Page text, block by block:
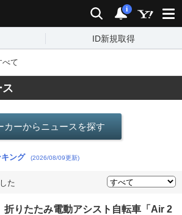
検索 通知
i
ID新規取得
べて
カーからニュースを探す
ング (2026/08/09更新)
た
折りたたみ電動アシスト自転車「Air 2